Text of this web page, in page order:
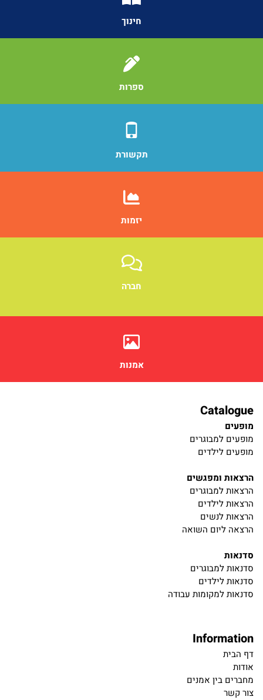
חינוך
ספרות
תקשורת
יזמות
חברה
אמנות
Catalogue
מופעים
מופעים למבוגרים
מופעים לילדים
הרצאות ומפגשים
הרצאות למבוגרים
הרצאות לילדים
הרצאות לנשים
הרצאה ליום השואה
סדנאות
סדנאות למבוגרים
סדנאות לילדים
סדנאות למקומות עבודה
Information
דף הבית
אודות
מחברים בין אמנים
צור קשר